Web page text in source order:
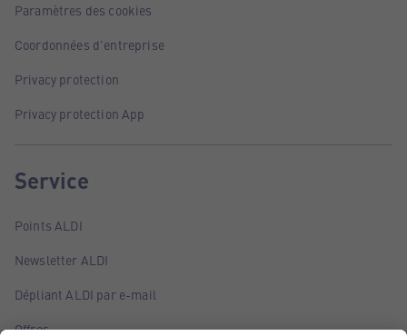
Paramètres des cookies
Coordonnées d'entreprise
Privacy protection
Privacy protection App
Service
Points ALDI
Newsletter ALDI
Dépliant ALDI par e-mail
Offres